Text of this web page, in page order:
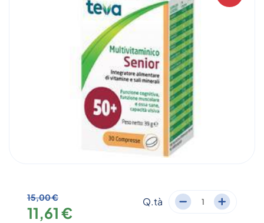
15,00 €
11,61 €
Q.tà